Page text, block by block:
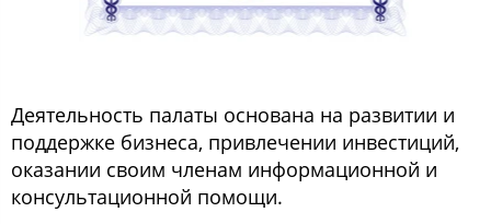
Деятельность палаты основана на развитии и
поддержке бизнеса, привлечении инвестиций,
оказании своим членам информационной и
консультационной помощи.